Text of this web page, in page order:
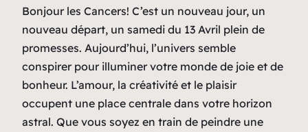
Bonjour les Cancers! C’est un nouveau jour, un
nouveau départ, un samedi du 13 Avril plein de
promesses. Aujourd’hui, l’univers semble
conspirer pour illuminer votre monde de joie et de
bonheur. L’amour, la créativité et le plaisir
occupent une place centrale dans votre horizon
astral. Que vous soyez en train de peindre une